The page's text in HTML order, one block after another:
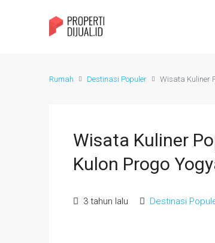
Rumah Destinasi Populer Wisata Kuliner
Wisata Kuliner
Kulon Progo
3 tahun lalu Destinasi